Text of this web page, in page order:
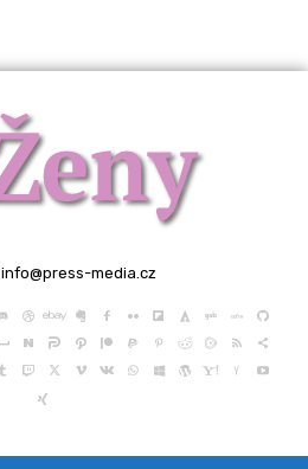
info@press-media.cz